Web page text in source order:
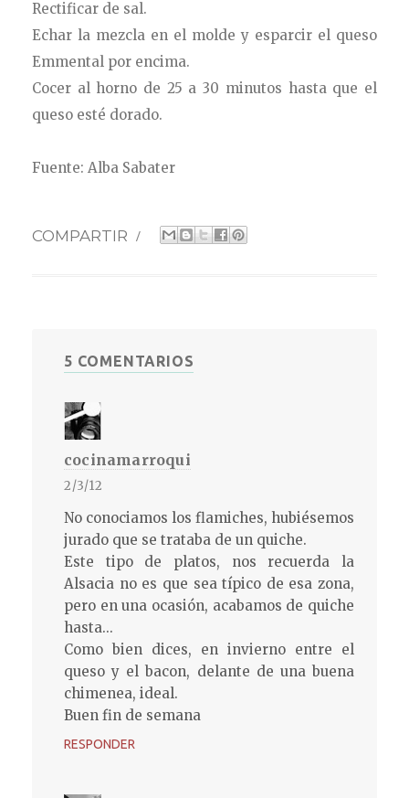
Rectificar de sal.
Echar la mezcla en el molde y esparcir el queso
Emmental por encima.
Cocer al horno de 25 a 30 minutos hasta que el
queso esté dorado.
Fuente: Alba Sabater
COMPARTIR /
5 COMENTARIOS
cocinamarroqui
2/3/12
No conociamos los flamiches, hubiésemos
jurado que se trataba de un quiche.
Este tipo de platos, nos recuerda la
Alsacia no es que sea típico de esa zona,
pero en una ocasión, acabamos de quiche
hasta...
Como bien dices, en invierno entre el
queso y el bacon, delante de una buena
chimenea, ideal.
Buen fin de semana
RESPONDER